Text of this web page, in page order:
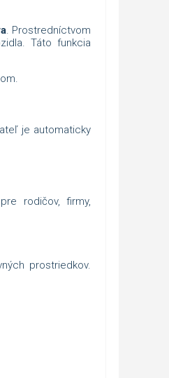
. Prostredníctvom
Táto funkcia
je automaticky
rodičov, firmy,
prostriedkov.